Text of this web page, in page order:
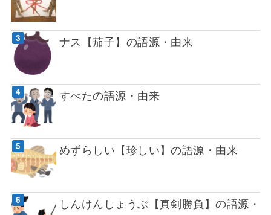
ナス【茄子】の語源・由来
すべたの語源・由来
めずらしい【珍しい】の語源・由来
しんけんしょうぶ【真剣勝負】の語源・